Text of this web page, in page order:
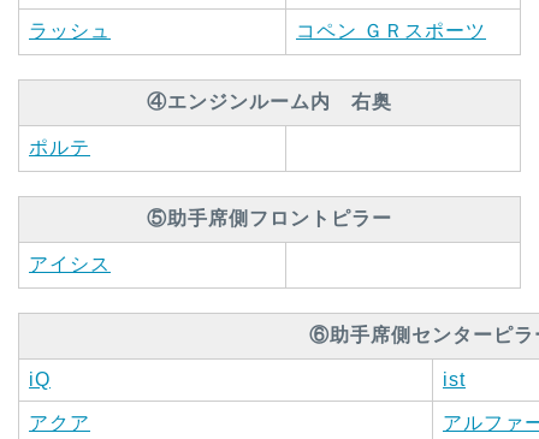
ラッシュ コペン ＧＲスポーツ
④エンジンルーム内 右奥
ポルテ
⑤助手席側フロントピラー
アイシス
⑥助手席側センターピラ
iQ ist
アクア アルファ